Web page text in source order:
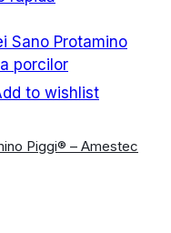
to wishlist
Piggi® – Amestec